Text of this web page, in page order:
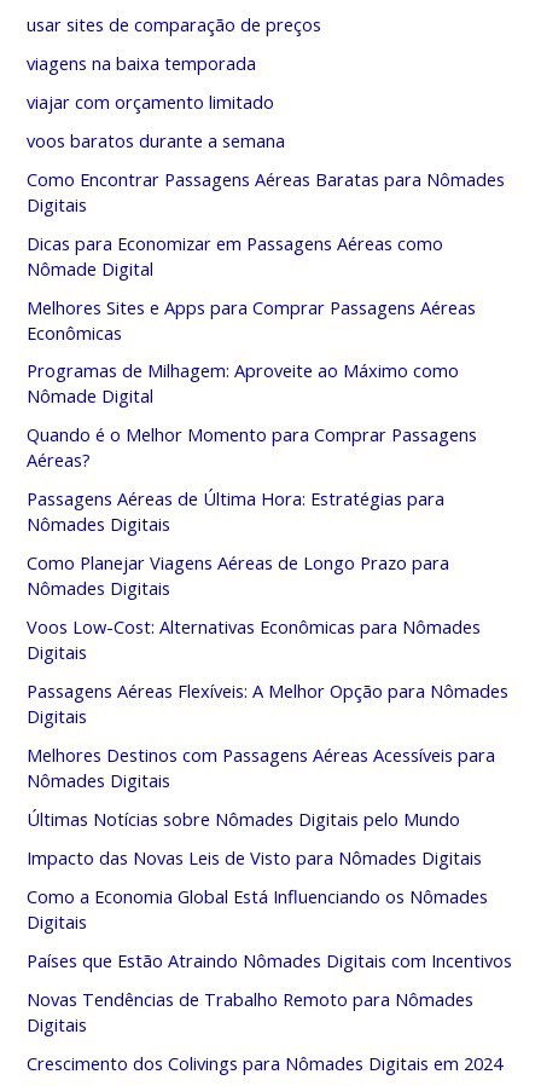
usar sites de comparação de preços
viagens na baixa temporada
viajar com orçamento limitado
voos baratos durante a semana
Como Encontrar Passagens Aéreas Baratas para Nômades
Digitais
Dicas para Economizar em Passagens Aéreas como
Nômade Digital
Melhores Sites e Apps para Comprar Passagens Aéreas
Econômicas
Programas de Milhagem: Aproveite ao Máximo como
Nômade Digital
Quando é o Melhor Momento para Comprar Passagens
Aéreas?
Passagens Aéreas de Última Hora: Estratégias para
Nômades Digitais
Como Planejar Viagens Aéreas de Longo Prazo para
Nômades Digitais
Voos Low-Cost: Alternativas Econômicas para Nômades
Digitais
Passagens Aéreas Flexíveis: A Melhor Opção para Nômades
Digitais
Melhores Destinos com Passagens Aéreas Acessíveis para
Nômades Digitais
Últimas Notícias sobre Nômades Digitais pelo Mundo
Impacto das Novas Leis de Visto para Nômades Digitais
Como a Economia Global Está Influenciando os Nômades
Digitais
Países que Estão Atraindo Nômades Digitais com Incentivos
Novas Tendências de Trabalho Remoto para Nômades
Digitais
Crescimento dos Colivings para Nômades Digitais em 2024